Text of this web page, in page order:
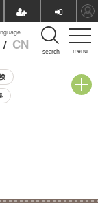
menu
/ CN search